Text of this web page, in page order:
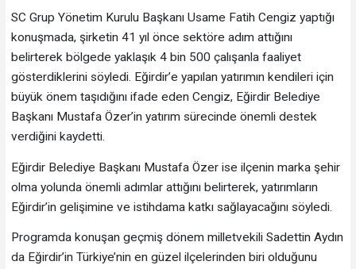
SC Grup Yönetim Kurulu Başkanı Usame Fatih Cengiz yaptığı
konuşmada, şirketin 41 yıl önce sektöre adım attığını
belirterek bölgede yaklaşık 4 bin 500 çalışanla faaliyet
gösterdiklerini söyledi. Eğirdir’e yapılan yatırımın kendileri için
büyük önem taşıdığını ifade eden Cengiz, Eğirdir Belediye
Başkanı Mustafa Özer’in yatırım sürecinde önemli destek
verdiğini kaydetti.
Eğirdir Belediye Başkanı Mustafa Özer ise ilçenin marka şehir
olma yolunda önemli adımlar attığını belirterek, yatırımların
Eğirdir’in gelişimine ve istihdama katkı sağlayacağını söyledi.
Programda konuşan geçmiş dönem milletvekili Sadettin Aydın
da Eğirdir’in Türkiye’nin en güzel ilçelerinden biri olduğunu